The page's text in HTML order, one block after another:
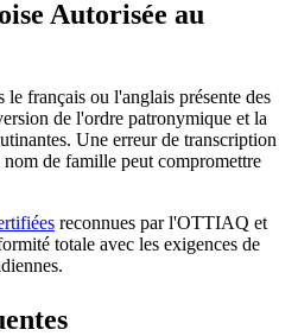
Autorisée au
français ou l'anglais présente des
de l'ordre patronymique et la
Une erreur de transcription
de famille peut compromettre
reconnues par l'OTTIAQ et
totale avec les exigences de